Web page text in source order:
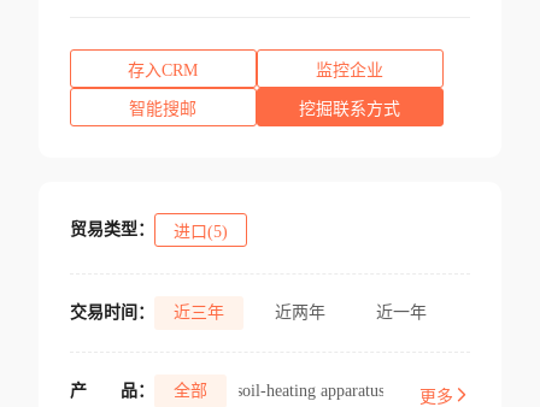
存入CRM 监控企业
智能搜邮 挖掘联系方式
贸易类型： 进口(5)
交易时间： 近三年 近两年 近一年
产 品： 全部 soil-heating apparatus 更多